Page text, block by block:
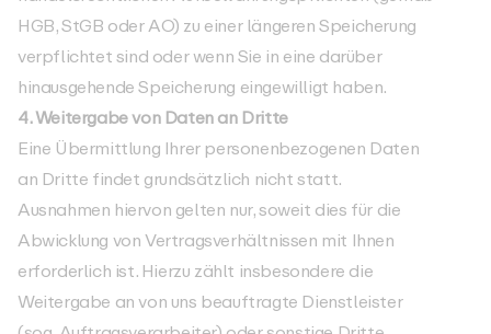
HGB, StGB oder AO) zu einer längeren Speicherung
verpflichtet sind oder wenn Sie in eine darüber
hinausgehende Speicherung eingewilligt haben.
4. Weitergabe von Daten an Dritte
Eine Übermittlung Ihrer personenbezogenen Daten
an Dritte findet grundsätzlich nicht statt.
Ausnahmen hiervon gelten nur, soweit dies für die
Abwicklung von Vertragsverhältnissen mit Ihnen
erforderlich ist. Hierzu zählt insbesondere die
Weitergabe an von uns beauftragte Dienstleister